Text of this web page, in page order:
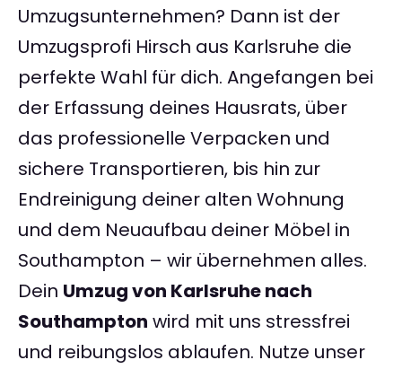
Umzugsunternehmen? Dann ist der
Umzugsprofi Hirsch aus Karlsruhe die
perfekte Wahl für dich. Angefangen bei
der Erfassung deines Hausrats, über
das professionelle Verpacken und
sichere Transportieren, bis hin zur
Endreinigung deiner alten Wohnung
und dem Neuaufbau deiner Möbel in
Southampton – wir übernehmen alles.
Dein Umzug von Karlsruhe nach
Southampton wird mit uns stressfrei
und reibungslos ablaufen. Nutze unser